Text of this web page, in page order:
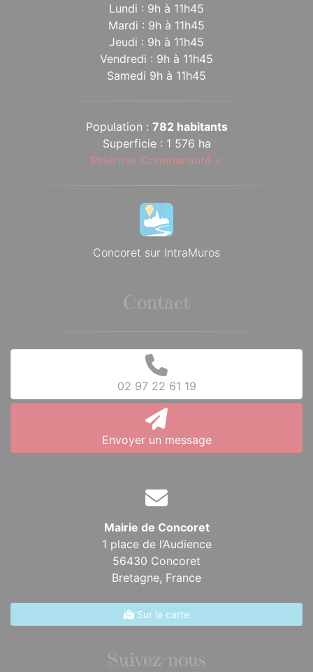
Lundi : 9h à 11h45
Mardi : 9h à 11h45
Jeudi : 9h à 11h45
Vendredi : 9h à 11h45
Samedi 9h à 11h45
Population : 782 habitants
Superficie : 1 576 ha
Ploërmel Communauté
Concoret sur IntraMuros
Contact
02 97 22 61 19
Envoyer un message
Mairie de Concoret
1 place de l’Audience
56430 Concoret
Bretagne, France
Sur la carte
Suivez-nous